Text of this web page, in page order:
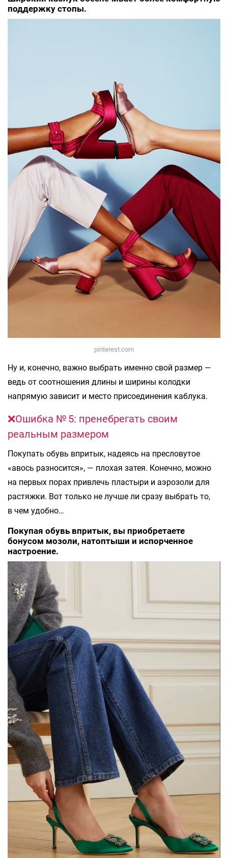
поддержку стопы.
pinterest.com
Ну и, конечно, важно выбрать именно свой размер —
ведь от соотношения длины и ширины колодки
напрямую зависит и место присоединения каблука.
❌Ошибка № 5: пренебрегать своим
реальным размером
Покупать обувь впритык, надеясь на пресловутое
«авось разносится», — плохая затея. Конечно, можно
на первых порах привлечь пластыри и аэрозоли для
растяжки. Вот только не лучше ли сразу выбрать то,
в чем удобно…
Покупая обувь впритык, вы приобретаете
бонусом мозоли, натоптыши и испорченное
настроение.